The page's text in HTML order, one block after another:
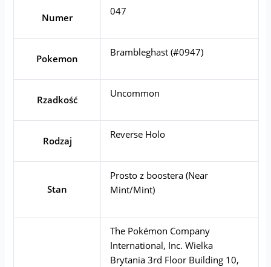
Numer
047
Pokemon
Brambleghast (#0947)
Rzadkość
Uncommon
Rodzaj
Reverse Holo
Stan
Prosto z boostera (Near
Mint/Mint)
The Pokémon Company
International, Inc. Wielka
Brytania 3rd Floor Building 10,